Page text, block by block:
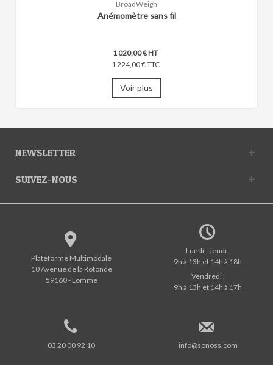
BroadWeigh
Anémomètre sans fil
1 020,00 € HT
1 224,00 € TTC
Voir plus
NEWSLETTER
SUIVEZ-NOUS
Plateforme Multimodale
10 Avenue de la Rotonde
59160 - Lomme
Lundi - Jeudi :
9h à 13h et 14h à 18h
Vendredi :
9h à 13h et 14h à 17h
03 20 00 92 10 info@sonoss.com